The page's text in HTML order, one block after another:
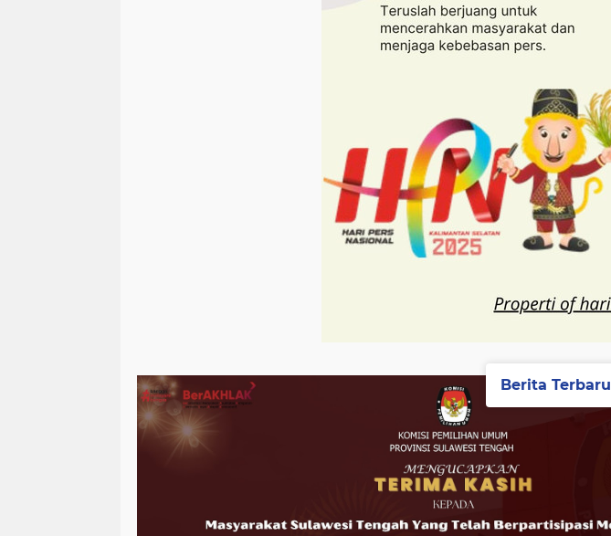
Berita Terbaru